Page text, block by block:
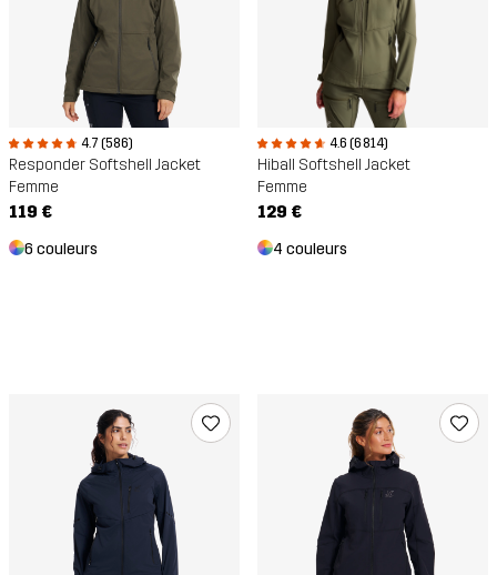
4.7 (586)
Responder Softshell Jacket
Femme
119 €
6 couleurs
4.6 (6 814)
Hiball Softshell Jacket
Femme
129 €
4 couleurs